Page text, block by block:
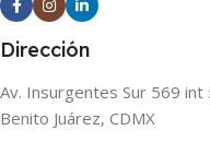
Dirección
Av. Insurgentes Sur 569
Benito Juárez, CDMX